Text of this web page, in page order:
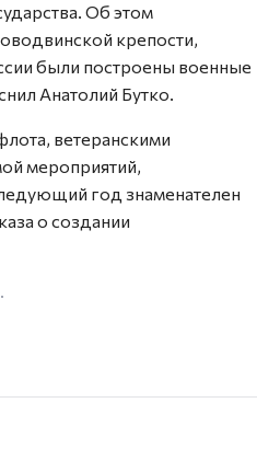
Об этом
крепости,
были построены военные
Анатолий Бутко.
ветеранскими
мероприятий,
год знаменателен
о создании